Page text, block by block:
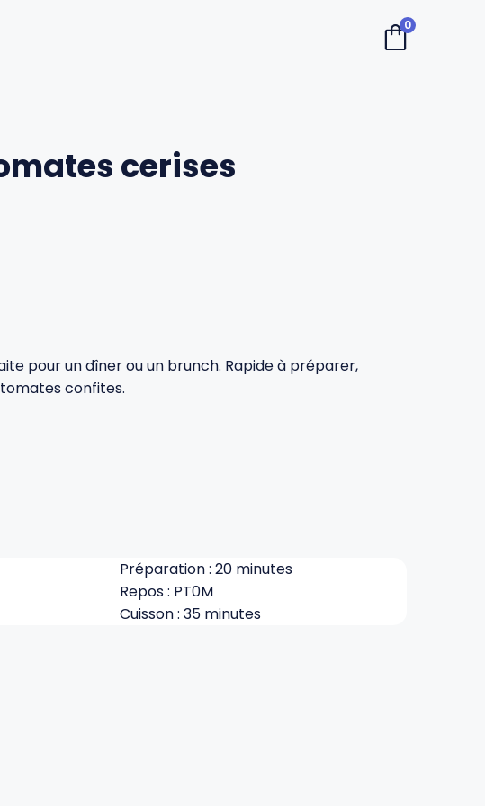
0
cerises
pour un dîner ou un brunch. Rapide à préparer,
confites.
Préparation : 20 minutes
Repos : PT0M
Cuisson : 35 minutes